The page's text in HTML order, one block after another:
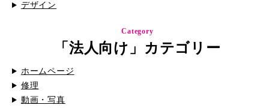
デザイン
Category
「法人向け」カテゴリー
ホームページ
修理
動画・写真